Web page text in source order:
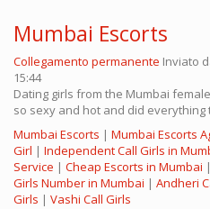
Mumbai Escorts
Collegamento permanente Inviato
15:44
Dating girls from the Mumbai
so sexy and hot and did
Mumbai Escorts | Mumbai Escorts
Girl | Independent Call Girls in
Service | Cheap Escorts in Mumbai |
Girls Number in Mumbai | Andheri
Girls | Vashi Call Girls